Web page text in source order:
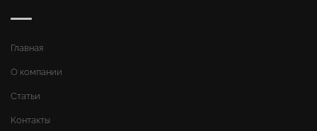
Главная
О компании
Статьи
Контакты